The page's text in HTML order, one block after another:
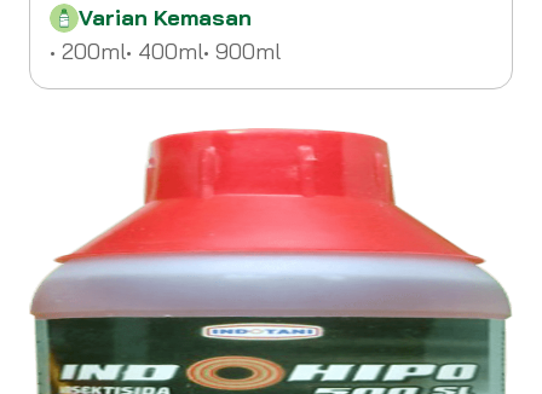
Varian Kemasan
• 200ml• 400ml• 900ml